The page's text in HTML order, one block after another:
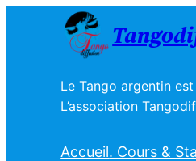
Le Tango argentin
L’association
Accueil. Cours &